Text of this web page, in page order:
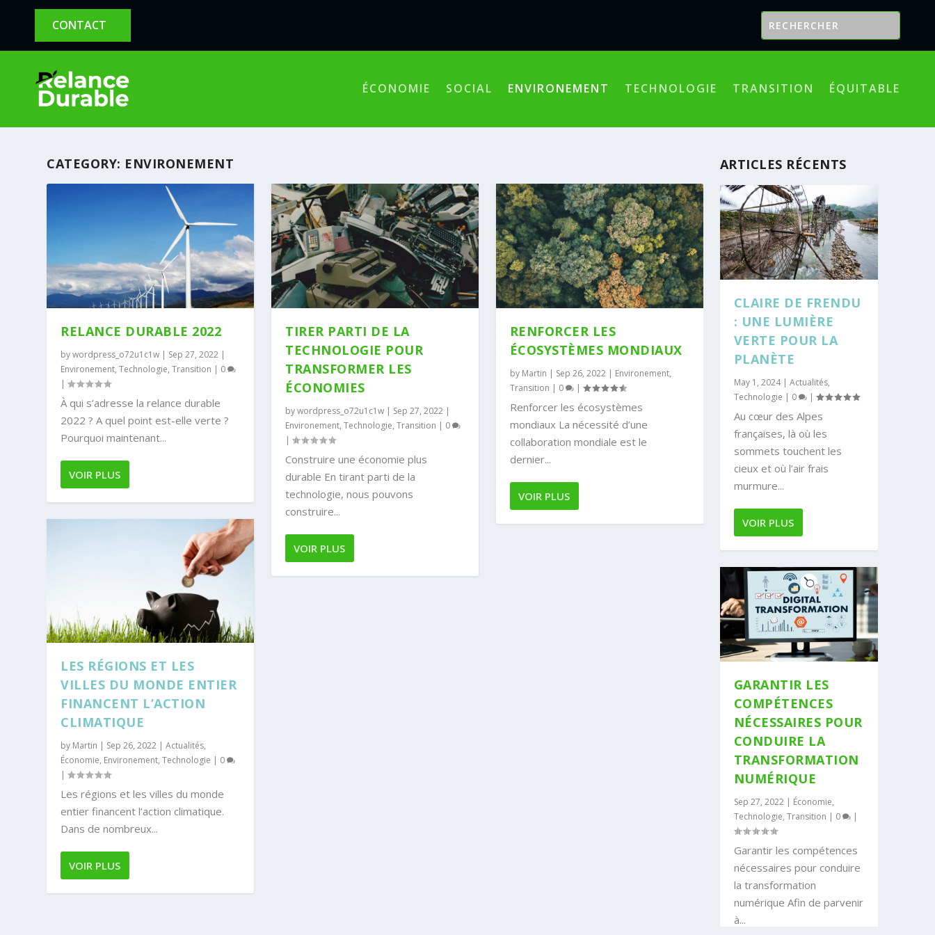
CONTACT
ÉCONOMIE SOCIAL ENVIRONEMENT TECHNOLOGIE TRANSITION ÉQUITABLE
CATEGORY: ENVIRONEMENT
RELANCE DURABLE 2022
bywordpress_o72u1c1w | Sep 27, 2022 |
Environement,Technologie,Transition | 0
|
À qui s’adresse la relance durable
2022 ? A quel point est-elle verte ?
Pourquoi maintenant...
VOIR PLUS
LES RÉGIONS ET LES
VILLES DU MONDE ENTIER
FINANCENT L’ACTION
CLIMATIQUE
by Martin | Sep 26, 2022 |Actualités,
Économie, Environement,Technologie | 0
|
Les régions et les villes du monde
entier financent l’action climatique.
Dans de nombreux...
VOIR PLUS
TIRER PARTI DE LA
TECHNOLOGIE POUR
TRANSFORMER LES
ÉCONOMIES
bywordpress_o72u1c1w | Sep 27, 2022 |
Environement,Technologie,Transition | 0
|
Construire une économie plus
durable En tirant parti de la
technologie, nous pouvons
construire...
VOIR PLUS
RENFORCER LES
ÉCOSYSTÈMES MONDIAUX
by Martin | Sep 26, 2022| Environement,
Transition | 0 |
Renforcer les écosystèmes
mondiaux La nécessité d’une
collaboration mondiale est le
dernier...
VOIR PLUS
ARTICLES RÉCENTS
CLAIRE DE FRENDU
: UNE LUMIÈRE
VERTE POUR LA
PLANÈTE
May 1, 2024| Actualités,
Technologie | 0 |
Au cœur des Alpes
françaises, là où les
sommets touchent les
cieux et où l’air frais
murmure...
VOIR PLUS
GARANTIR LES
COMPÉTENCES
NÉCESSAIRES POUR
CONDUIRE LA
TRANSFORMATION
NUMÉRIQUE
Sep 27, 2022| Économie,
Technologie, Transition | 0 |
Garantir les compétences
nécessaires pour conduire
la transformation
numérique Afin de parvenir
à...